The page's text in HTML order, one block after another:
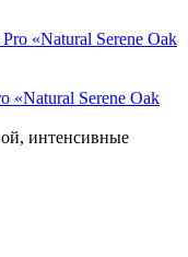
«Natural Serene Oak
интенсивные